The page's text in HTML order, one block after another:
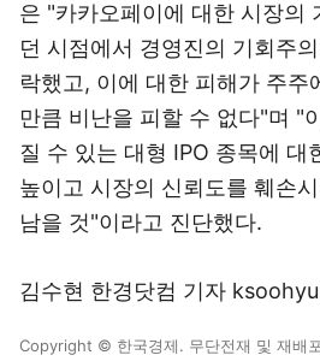
은 "카카오페이에 대한 시장의
던 시점에서 경영진의 기회주
락했고, 이에 대한 피해가 주주
만큼 비난을 피할 수 없다"며 "
질 수 있는 대형 IPO 종목에 대
높이고 시장의 신뢰도를 훼손
남을 것"이라고 진단했다.
김수현 한경닷컴 기자
Copyright © 한국경제. 무단전재 및 재배